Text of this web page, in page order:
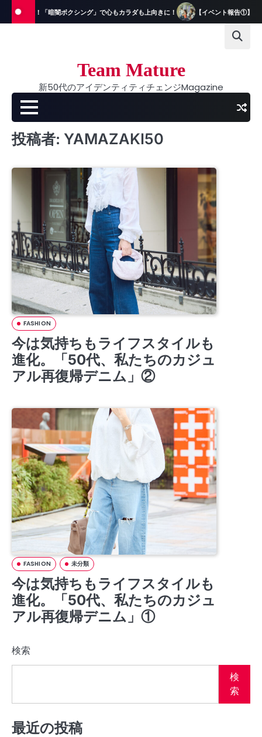
Skip
to
が体験！「暗闇ボクシング」で心もカラダも上向きに！ 【イベント報告①】読者
Team Mature
新50代のアイデンティティチェンジMagazine
投稿者: YAMAZAKI50
FASHION
今は気持ちもライフスタイルも
進化。「50代、私たちのカジュ
アル再復帰デニム」②
FASHION 未分類
今は気持ちもライフスタイルも
進化。「50代、私たちのカジュ
アル再復帰デニム」①
検索
検
索
最近の投稿